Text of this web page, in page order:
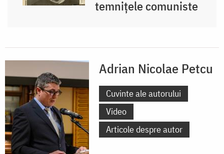
temnițele comuniste
Adrian Nicolae Petcu
Cuvinte ale autorului
Video
Articole despre autor